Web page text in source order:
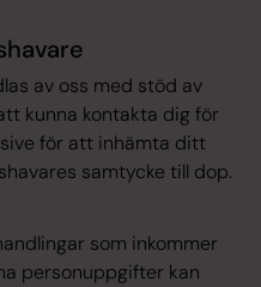
av oss med stöd av
kunna kontakta dig för
för att inhämta ditt
samtycke till dop.
som inkommer
personuppgifter kan